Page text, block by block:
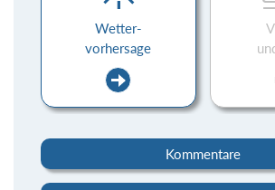
Wetter-
vorhersage
Kommentare